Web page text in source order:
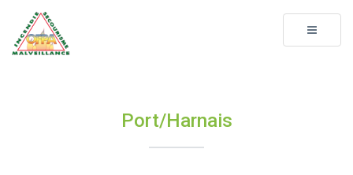
Toggle
Port/Harnais